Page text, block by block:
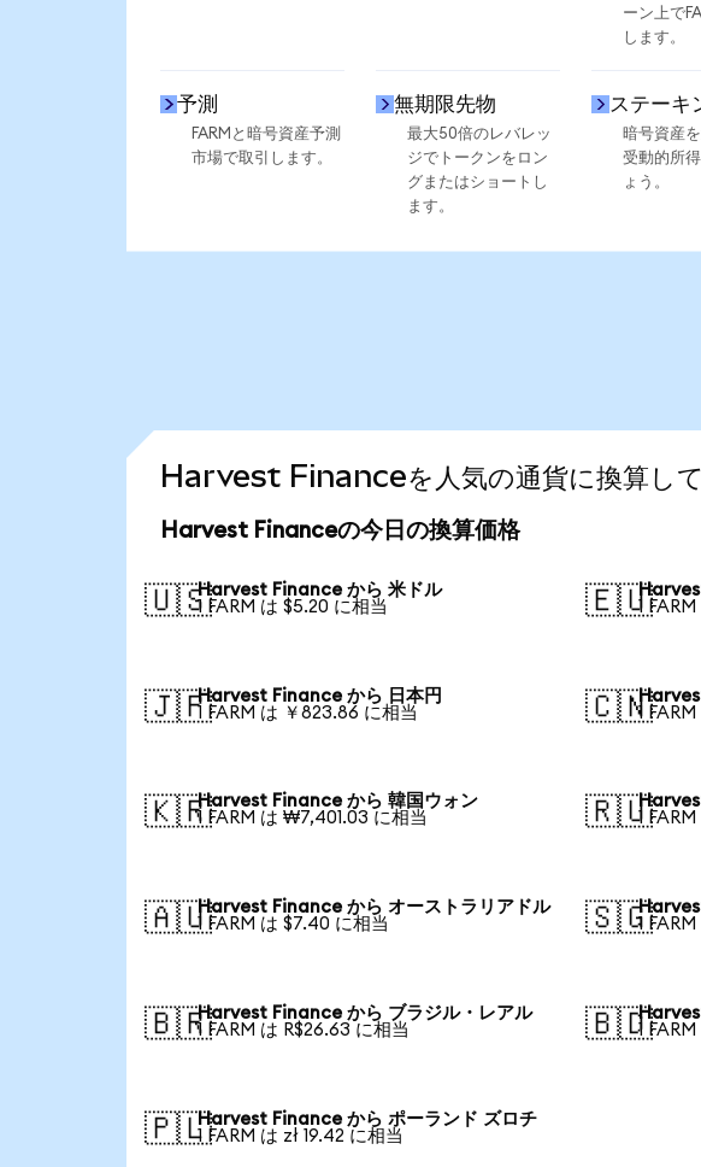
ーン上で
します。
予測
FARMと暗号資産予測
市場で取引します。
無期限先物
最大50倍のレバレッ
ジでトークンをロン
グまたはショートし
ます。
ステーキ
暗号資産
受動的所
ょう。
Harvest Financeを人気の通貨に換算し
Harvest Financeの今日の換算価格
🇺🇸Harvest Finance から 米ドル
1 FARM は $5.20 に相当
🇪🇺
1
🇯🇵Harvest Finance から 日本円
1 FARM は ￥823.86 に相当
🇨🇳
1
🇰🇷Harvest Finance から 韓国ウォン
1 FARM は ₩7,401.03 に相当
🇷🇺
1
🇦🇺Harvest Finance から オーストラリアドル
1 FARM は $7.40 に相当
🇸🇬
1
🇧🇷Harvest Finance から ブラジル・レアル
1 FARM は R$26.63 に相当
🇧🇩
1
🇵🇱Harvest Finance から ポーランド ズロチ
1 FARM は zł 19.42 に相当